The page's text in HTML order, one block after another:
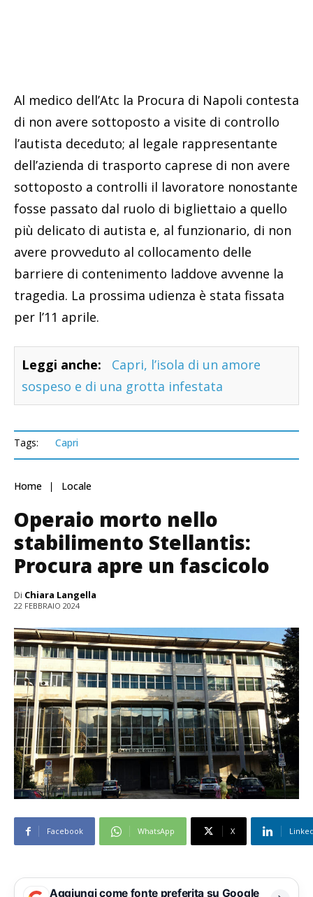
Al medico dell’Atc la Procura di Napoli contesta
di non avere sottoposto a visite di controllo
l’autista deceduto; al legale rappresentante
dell’azienda di trasporto caprese di non avere
sottoposto a controlli il lavoratore nonostante
fosse passato dal ruolo di bigliettaio a quello
più delicato di autista e, al funzionario, di non
avere provveduto al collocamento delle
barriere di contenimento laddove avvenne la
tragedia. La prossima udienza è stata fissata
per l’11 aprile.
Leggi anche:
Capri, l’isola di un amore
sospeso e di una grotta infestata
Tags: Capri
Home Locale
Operaio morto nello
stabilimento Stellantis:
Procura apre un fascicolo
Di Chiara Langella
22 FEBBRAIO 2024
Facebook WhatsApp X
Aggiungi come fonte preferita su Google